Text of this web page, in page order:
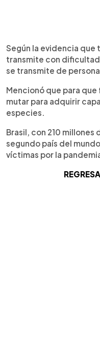
Según la evidencia que
transmite con
se transmite de persona
Mencionó que para
mutar para adquirir
especies.
Brasil, con 210
segundo país del
víctimas por la